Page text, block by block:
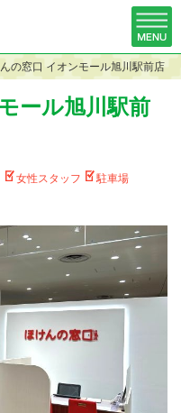
の窓口 イオンモール旭川駅前店
ール旭川駅前
女性スタッフ
駐車場